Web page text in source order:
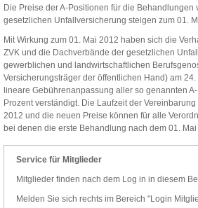
Die Preise der A-Positionen für die Behandlungen
gesetzlichen Unfallversicherung steigen zum 01.
Mit Wirkung zum 01. Mai 2012 haben sich die
ZVK und die Dachverbände der gesetzlichen
gewerblichen und landwirtschaftlichen
Versicherungsträger der öffentlichen Hand) am
lineare Gebührenanpassung aller so genannten
Prozent verständigt. Die Laufzeit der
2012 und die neuen Preise können für alle
bei denen die erste Behandlung nach dem 01.
Service für Mitglieder
Mitglieder finden nach dem Log in in diesem
Melden Sie sich rechts im Bereich "Login